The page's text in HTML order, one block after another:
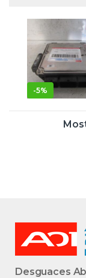
-5%
Desguaces